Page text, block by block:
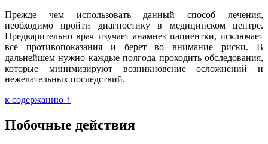
Прежде чем использовать данный способ лечения,
необходимо пройти диагностику в медицинском центре.
Предварительно врач изучает анамнез пациентки, исключает
все противопоказания и берет во внимание риски. В
дальнейшем нужно каждые полгода проходить обследования,
которые минимизируют возникновение осложнений и
нежелательных последствий.
к содержанию ↑
Побочные действия